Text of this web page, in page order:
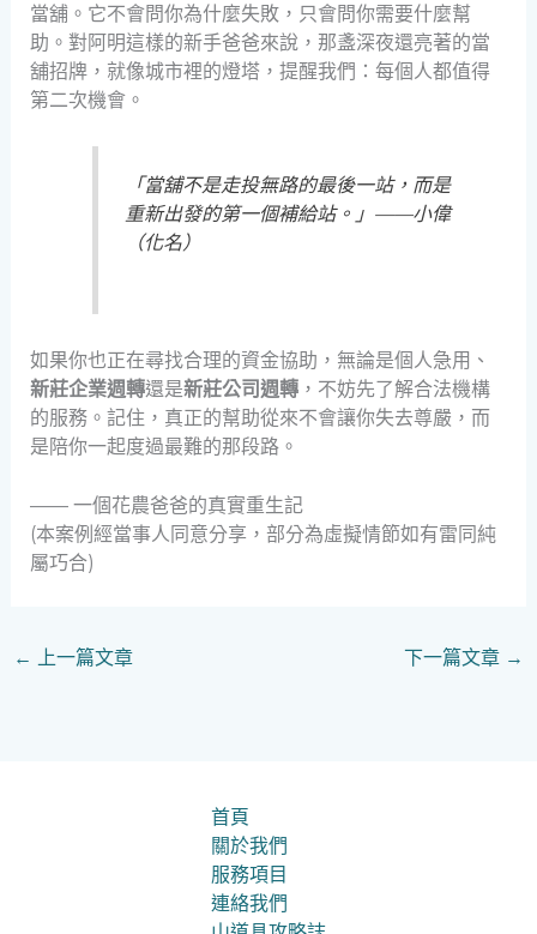
當舖。它不會問你為什麼失敗，只會問你需要什麼幫
助。對阿明這樣的新手爸爸來說，那盞深夜還亮著的當
舖招牌，就像城市裡的燈塔，提醒我們：每個人都值得
第二次機會。
「當舖不是走投無路的最後一站，而是
重新出發的第一個補給站。」——小偉
（化名）
如果你也正在尋找合理的資金協助，無論是個人急用、
新莊企業週轉還是新莊公司週轉，不妨先了解合法機構
的服務。記住，真正的幫助從來不會讓你失去尊嚴，而
是陪你一起度過最難的那段路。
—— 一個花農爸爸的真實重生記
(本案例經當事人同意分享，部分為虛擬情節如有雷同純
屬巧合)
← 上一篇文章 下一篇文章 →
首頁
關於我們
服務項目
連絡我們